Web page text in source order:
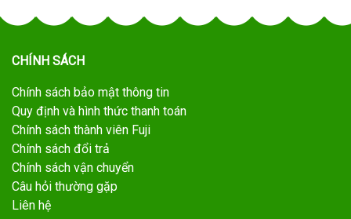
CHÍNH SÁCH
Chính sách bảo mật thông tin
Quy định và hình thức thanh toán
Chính sách thành viên Fuji
Chính sách đổi trả
Chính sách vận chuyển
Câu hỏi thường gặp
Liên hệ